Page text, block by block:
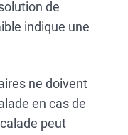
de
indique une
ne doivent
en cas de
peut